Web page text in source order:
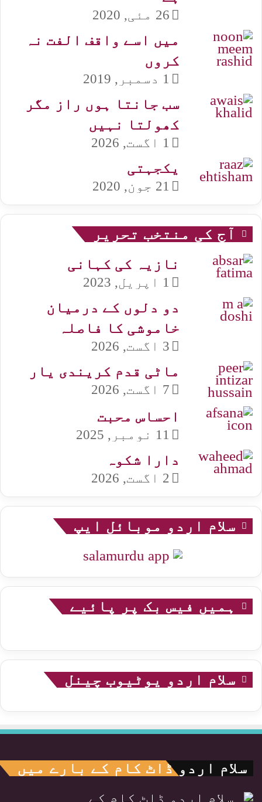
26 مئی, 2020
میں اسے واقف الفت نہ
کروں
1 دسمبر, 2019
سب جانتا ہوں راز مگر
کھولتا نہیں
1 اگست, 2026
یکجہتی
21 جون, 2020
آج کی منتخب تحریر
نازیہ کی کہانی
1 اپریل, 2023
دو دلوں کے درمیان
خاموشی کا فاصلہ
3 اگست, 2026
ماٹی قدم کریندی یار
7 اگست, 2026
احساس محبت
11 نومبر, 2025
دارا شکوہ
2 اگست, 2026
سلام اردو موبائل ایپ
ہمیں فیس بک پر پائیے
سلام اردو یوٹیوب چینل
سلام اردو ڈاٹ کام کے بارے میں